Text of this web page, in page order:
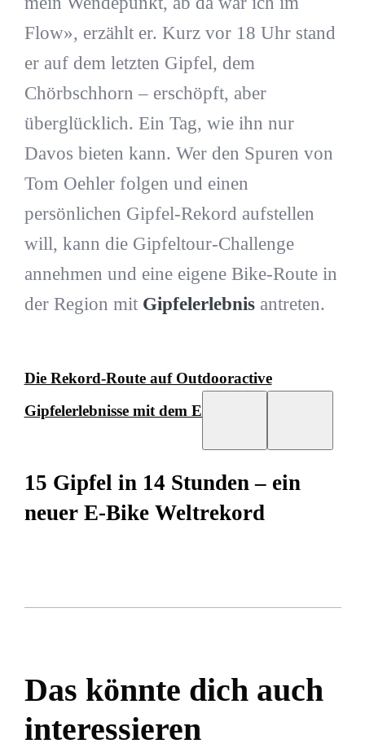
Flow», erzählt er. Kurz vor 18 Uhr stand
er auf dem letzten Gipfel, dem
Chörbschhorn – erschöpft, aber
überglücklich. Ein Tag, wie ihn nur
Davos bieten kann. Wer den Spuren von
Tom Oehler folgen und einen
persönlichen Gipfel-Rekord aufstellen
will, kann die Gipfeltour-Challenge
annehmen und eine eigene Bike-Route in
der Region mit Gipfelerlebnisantreten.
Die Rekord-Route auf Outdooractive
Gipfelerlebnisse mit dem E-Bike
15 Gipfel in 14 Stunden – ein
neuer E-Bike Weltrekord
Das könnte dich auch
interessieren